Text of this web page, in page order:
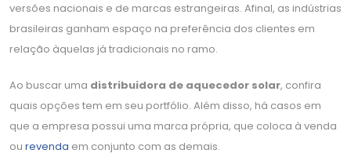
versões nacionais e de marcas estrangeiras. Afinal, as indústrias
brasileiras ganham espaço na preferência dos clientes em
relação àquelas já tradicionais no ramo.
Ao buscar uma distribuidora de aquecedor solar, confira
quais opções tem em seu portfólio. Além disso, há casos em
que a empresa possui uma marca própria, que coloca à venda
ou revenda em conjunto com as demais.